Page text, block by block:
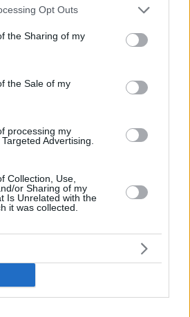
app uses one or more Google
usage behaviour. You may click to
Google and its third-party tags to
specified purposes in below Google
Opt Outs
the Sharing of my
the Sale of my
processing my
Advertising.
Collection, Use,
or Sharing of my
Is Unrelated with the
it was collected.
προσγειώθηκε (και
οικόπεδο στην Ανάβυσσο
δίπλα
πας
δροσιά;
θα